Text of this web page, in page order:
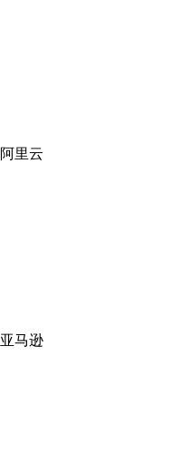
阿里云
亚马逊